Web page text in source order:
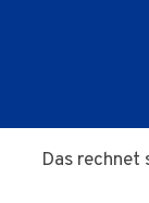
Das rechnet